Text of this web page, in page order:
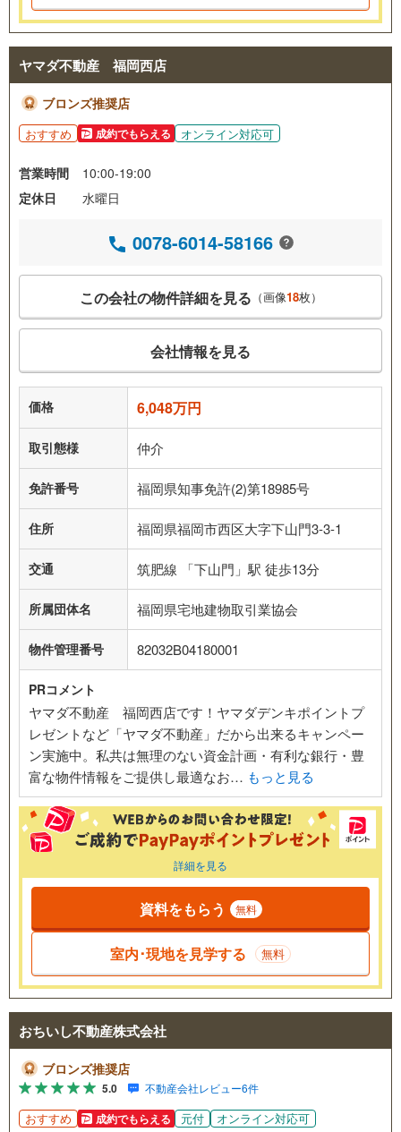
ヤマダ不動産 福岡西店
ブロンズ推奨店
おすすめ 成約でもらえる オンライン対応可
営業時間
10:00-19:00
定休日
水曜日
0078-6014-58166
この会社の物件詳細を見る （画像18枚）
会社情報を見る
価格 6,048万円
取引態様 仲介
免許番号 福岡県知事免許(2)第18985号
住所 福岡県福岡市西区大字下山門3-3-1
交通 筑肥線 「下山門」駅 徒歩13分
所属団体名 福岡県宅地建物取引業協会
物件管理番号 82032B04180001
PRコメント
ヤマダ不動産 福岡西店です！ヤマダデンキポイントプ
レゼントなど「ヤマダ不動産」だから出来るキャンペー
ン実施中。私共は無理のない資金計画・有利な銀行・豊
富な物件情報をご提供し最適なお… もっと見る
詳細を見る
資料をもらう 無料
室内･現地を見学する 無料
おちいし不動産株式会社
ブロンズ推奨店
5.0 不動産会社レビュー6件
おすすめ 成約でもらえる 元付 オンライン対応可